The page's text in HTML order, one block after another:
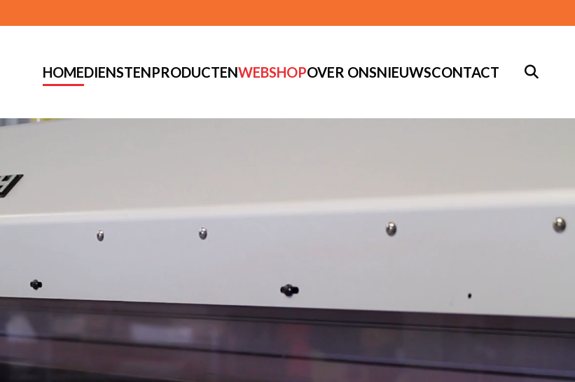
HOMEDIENSTENPRODUCTENWEBSHOPOVER ONSNIEUWSCONTACT